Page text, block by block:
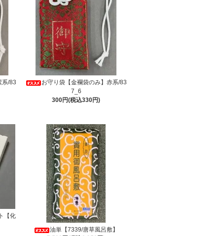
系/83
お守り袋【金襴袋のみ】赤系/83
7_6
300円(税込330円)
【化
油単【7339/唐草風呂敷】